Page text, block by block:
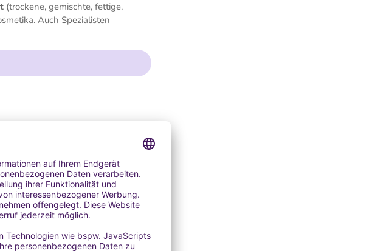
(trockene, gemischte, fettige,
Auch Spezialisten
deshalb einen Lifting-Effekt.
ein.